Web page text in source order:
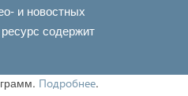
и новостных
содержит
Подробнее.